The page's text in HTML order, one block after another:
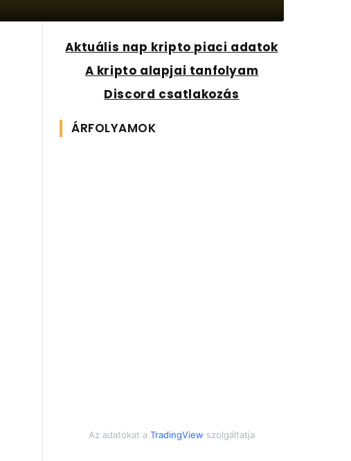
Aktuális nap kripto piaci adatok
A kripto alapjai tanfolyam
Discord csatlakozás
ÁRFOLYAMOK
Az adatokat a TradingView szolgáltatja